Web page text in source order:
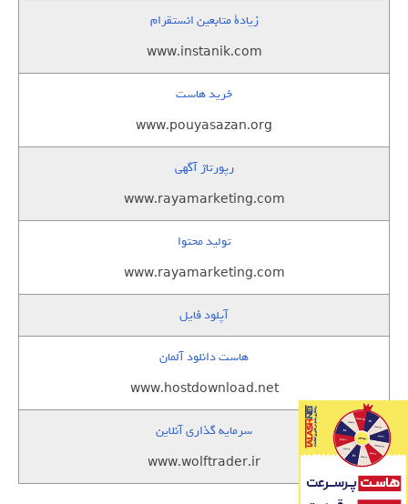
زيادة متابعين انستقرام
www.instanik.com
خرید هاست
www.pouyasazan.org
رپورتاژ آگهی
www.rayamarketing.com
تولید محتوا
www.rayamarketing.com
آپلود فایل
هاست دانلود آلمان
www.hostdownload.net
سرمایه گذاری آنلاین
www.wolftrader.ir